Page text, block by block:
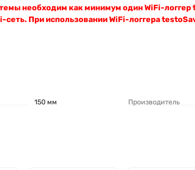
необходим как минимум один WiFi-
При использовании WiFi-логгера
150 мм Производитель